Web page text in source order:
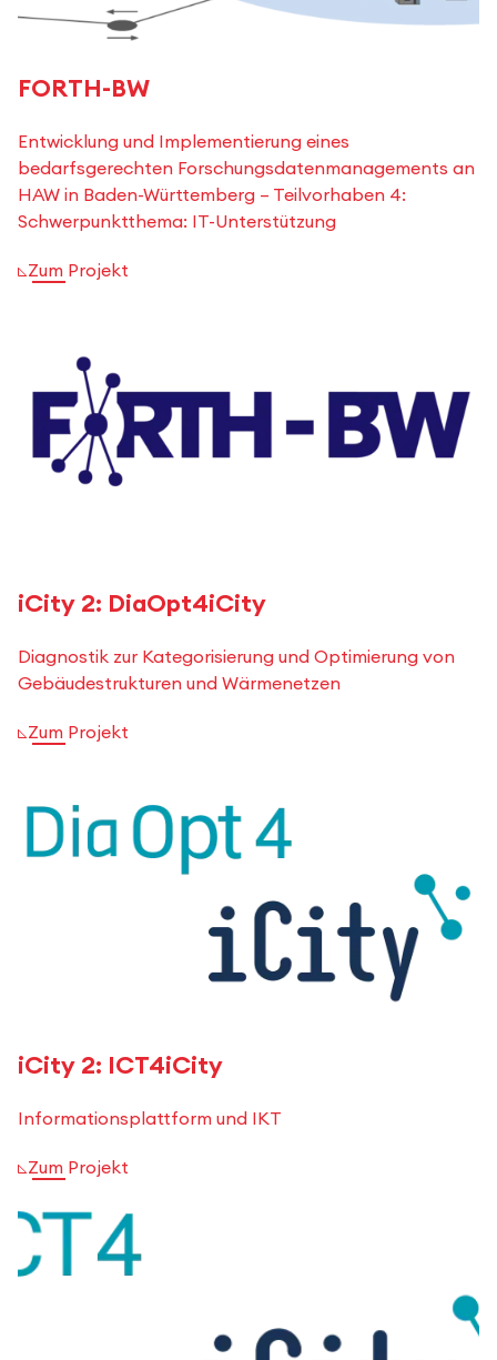
FORTH-BW
Entwicklung und Implementierung eines
bedarfsgerechten Forschungsdatenmanagements an
HAW in Baden-Württemberg – Teilvorhaben 4:
Schwerpunktthema: IT-Unterstützung
Zum Projekt
iCity 2: DiaOpt4iCity
Diagnostik zur Kategorisierung und Optimierung von
Gebäudestrukturen und Wärmenetzen
Zum Projekt
iCity 2: ICT4iCity
Informationsplattform und IKT
Zum Projekt